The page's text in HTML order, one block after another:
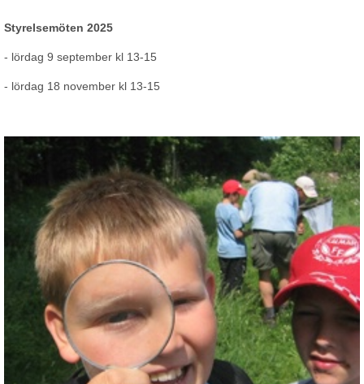
Styrelsemöten 2025
- lördag 9 september kl 13-15
- lördag 18 november kl 13-15